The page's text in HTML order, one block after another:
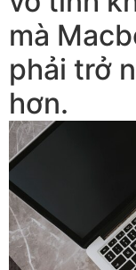
mà
phải trở
hơn.